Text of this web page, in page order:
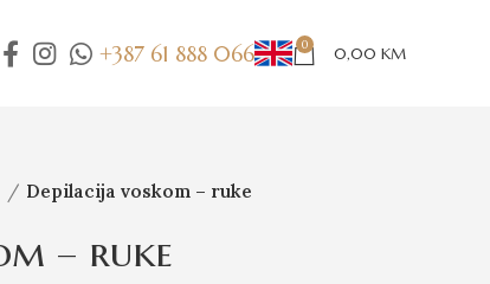
+387 61 888 066 0 0,00 KM
Depilacija voskom – ruke
– ruke